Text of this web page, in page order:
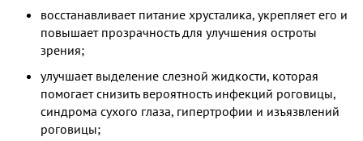
восстанавливает питание хрусталика, укрепляет его и
повышает прозрачность для улучшения остроты
зрения;
улучшает выделение слезной жидкости, которая
помогает снизить вероятность инфекций роговицы,
синдрома сухого глаза, гипертрофии и изъязвлений
роговицы;